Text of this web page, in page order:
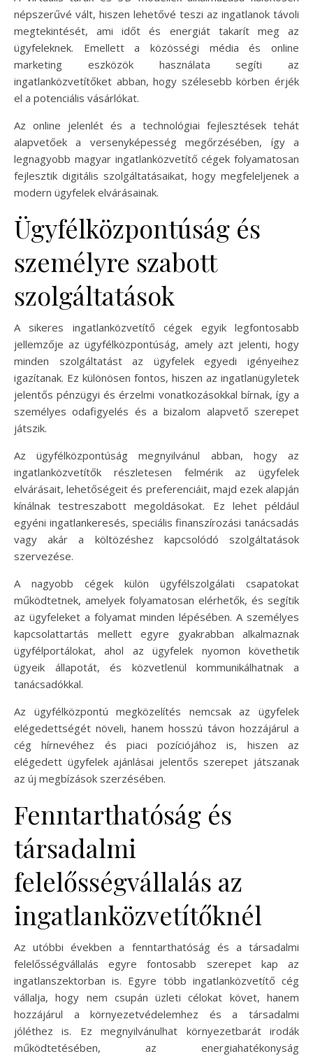
népszerűvé vált, hiszen lehetővé teszi az ingatlanok távoli
megtekintését, ami időt és energiát takarít meg az
ügyfeleknek. Emellett a közösségi média és online
marketing eszközök használata segíti az
ingatlanközvetítőket abban, hogy szélesebb körben érjék
el a potenciális vásárlókat.
Az online jelenlét és a technológiai fejlesztések tehát
alapvetőek a versenyképesség megőrzésében, így a
legnagyobb magyar ingatlanközvetítő cégek folyamatosan
fejlesztik digitális szolgáltatásaikat, hogy megfeleljenek a
modern ügyfelek elvárásainak.
Ügyfélközpontúság és
személyre szabott
szolgáltatások
A sikeres ingatlanközvetítő cégek egyik legfontosabb
jellemzője az ügyfélközpontúság, amely azt jelenti, hogy
minden szolgáltatást az ügyfelek egyedi igényeihez
igazítanak. Ez különösen fontos, hiszen az ingatlanügyletek
jelentős pénzügyi és érzelmi vonatkozásokkal bírnak, így a
személyes odafigyelés és a bizalom alapvető szerepet
játszik.
Az ügyfélközpontúság megnyilvánul abban, hogy az
ingatlanközvetítők részletesen felmérik az ügyfelek
elvárásait, lehetőségeit és preferenciáit, majd ezek alapján
kínálnak testreszabott megoldásokat. Ez lehet például
egyéni ingatlankeresés, speciális finanszírozási tanácsadás
vagy akár a költözéshez kapcsolódó szolgáltatások
szervezése.
A nagyobb cégek külön ügyfélszolgálati csapatokat
működtetnek, amelyek folyamatosan elérhetők, és segítik
az ügyfeleket a folyamat minden lépésében. A személyes
kapcsolattartás mellett egyre gyakrabban alkalmaznak
ügyfélportálokat, ahol az ügyfelek nyomon követhetik
ügyeik állapotát, és közvetlenül kommunikálhatnak a
tanácsadókkal.
Az ügyfélközpontú megközelítés nemcsak az ügyfelek
elégedettségét növeli, hanem hosszú távon hozzájárul a
cég hírnevéhez és piaci pozíciójához is, hiszen az
elégedett ügyfelek ajánlásai jelentős szerepet játszanak
az új megbízások szerzésében.
Fenntarthatóság és
társadalmi
felelősségvállalás az
ingatlanközvetítőknél
Az utóbbi években a fenntarthatóság és a társadalmi
felelősségvállalás egyre fontosabb szerepet kap az
ingatlanszektorban is. Egyre több ingatlanközvetítő cég
vállalja, hogy nem csupán üzleti célokat követ, hanem
hozzájárul a környezetvédelemhez és a társadalmi
jóléthez is. Ez megnyilvánulhat környezetbarát irodák
működtetésében, az energiahatékonyság